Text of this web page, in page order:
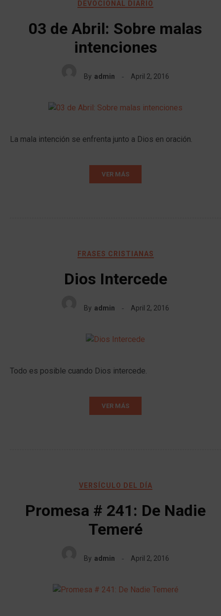
DEVOCIONAL DIARIO
03 de Abril: Sobre malas
intenciones
By admin April 2, 2016
La mala intención se enfrenta junto a Dios en oración.
VER MÁS
FRASES CRISTIANAS
Dios Intercede
By admin April 2, 2016
Todo es posible cuando Dios intercede.
VER MÁS
VERSÍCULO DEL DÍA
Promesa # 241: De Nadie
Temeré
By admin April 2, 2016